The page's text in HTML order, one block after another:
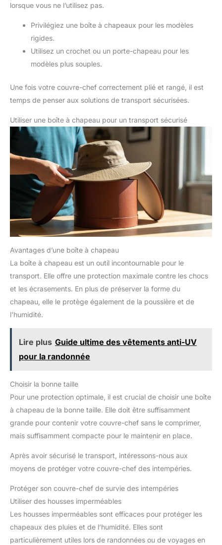
lorsque vous ne l’utilisez pas.
Privilégiez une boîte à chapeaux pour les modèles
rigides.
Utilisez un crochet ou un porte-chapeau pour les
modèles plus souples.
Une fois votre couvre-chef correctement plié et rangé, il est
temps de penser aux solutions de transport sécurisées.
Utiliser une boîte à chapeau pour un transport sécurisé
Avantages d’une boîte à chapeau
La boîte à chapeau est un outil incontournable pour le
transport. Elle offre une protection maximale contre les chocs
et les écrasements. En plus de préserver la forme du
chapeau, elle le protège également de la poussière et de
l’humidité.
Lire plus Guide ultime des vêtements anti-UV
pour la randonnée
Choisir la bonne taille
Pour une protection optimale, il est crucial de choisir une boîte
à chapeau de la bonne taille. Elle doit être suffisamment
grande pour contenir votre couvre-chef sans le comprimer,
mais suffisamment compacte pour le maintenir en place.
Après avoir sécurisé le transport, intéressons-nous aux
moyens de protéger votre couvre-chef des intempéries.
Protéger son couvre-chef de survie des intempéries
Utiliser des housses imperméables
Les housses imperméables sont efficaces pour protéger les
chapeaux des pluies et de l’humidité. Elles sont
particulièrement utiles lors de randonnées ou de voyages en